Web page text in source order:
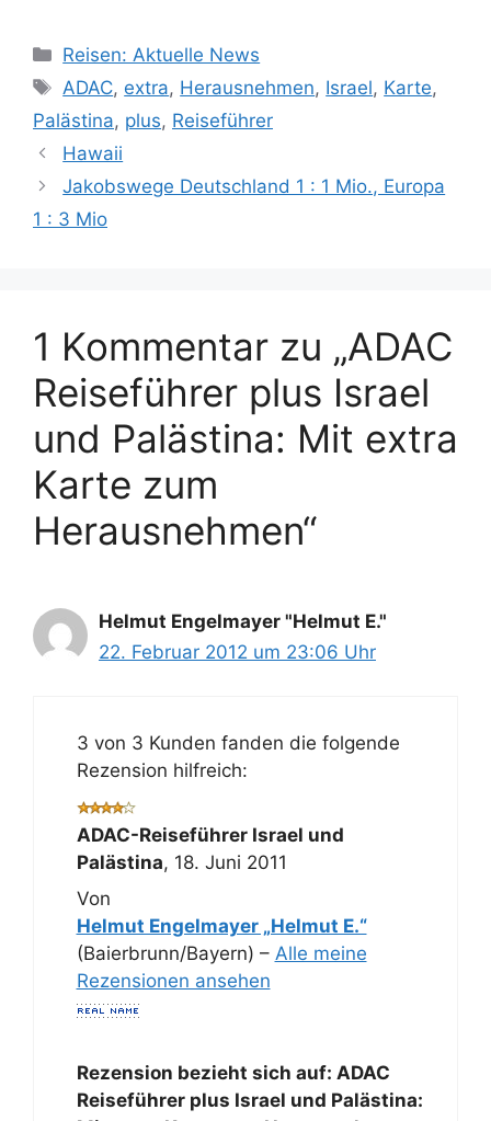
Kategorien
Reisen: Aktuelle News
Schlagwörter
ADAC, extra, Herausnehmen, Israel, Karte,
Palästina, plus, Reiseführer
Hawaii
Jakobswege Deutschland 1 : 1 Mio., Europa
1 : 3 Mio
1 Kommentar zu „ADAC
Reiseführer plus Israel
und Palästina: Mit extra
Karte zum
Herausnehmen“
Helmut Engelmayer "Helmut E."
22. Februar 2012 um 23:06 Uhr
3 von 3 Kunden fanden die folgende
Rezension hilfreich:
ADAC-Reiseführer Israel und
Palästina, 18. Juni 2011
Von
Helmut Engelmayer „Helmut E.“
(Baierbrunn/Bayern) – Alle meine
Rezensionen ansehen
Rezension bezieht sich auf: ADAC
Reiseführer plus Israel und Palästina: